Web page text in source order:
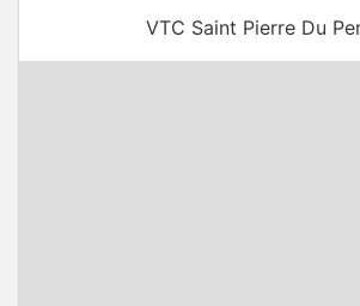
VTC Saint Pierre Du